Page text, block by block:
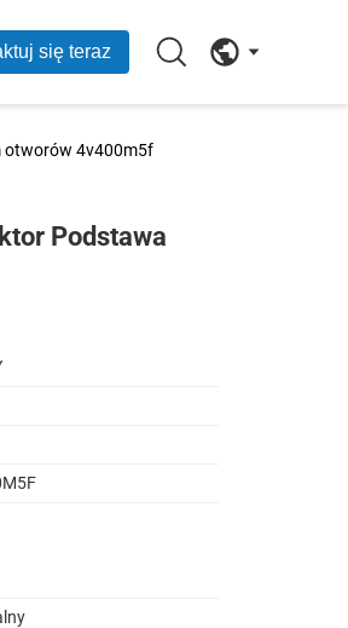
się teraz
otworów 4v400m5f
Podstawa